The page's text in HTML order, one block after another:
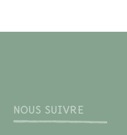
NOUS SUIVRE